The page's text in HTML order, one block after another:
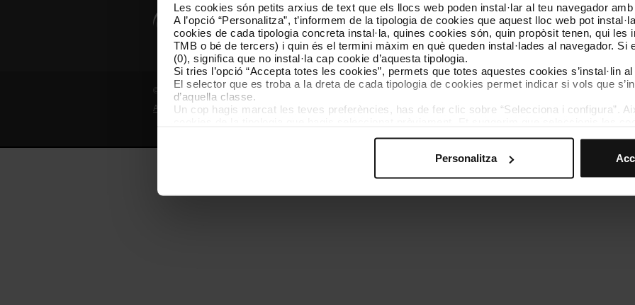
Les cookies són petits arxius de text que els llocs web poden instal·lar al teu navegador
A l’opció “Personalitza”, t’informem de la tipologia de cookies que aquest lloc web pot
cookies de cada tipologia concreta instal·la, quines cookies són, quin propòsit tenen, qui les
TMB o bé de tercers) i quin és el termini màxim en què queden instal·lades al navegador. Si
(0), significa que no instal·la cap cookie d’aquesta tipologia.
Si tries l’opció “Accepta totes les cookies”, permets que totes aquestes cookies s’instal·lin
El selector que es troba a la dreta de cada tipologia de cookies permet indicar si vols que
d’aquella classe.
Un cop hagis marcat les teves preferències, has de fer clic sobre “Selecciona i configura”.
perquè permeten recordar les teves opcions de navegació (com ara l’idioma) i milloren la
començar a navegar-hi. Només pots consultar la nostraPolítica de cookies
Personalitza
Coneix-nos Contacta
© Grup TMB - Tots els drets reservats
Avís legal
Política de privadesa Política de cookies Gestor de cookies Accessibilitat Mapa web